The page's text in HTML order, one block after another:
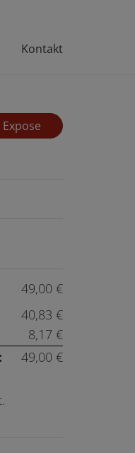
Kontakt
49,00 €
40,83 €
8,17 €
49,00 €